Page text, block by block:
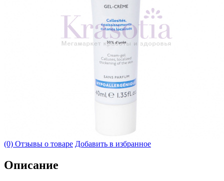
(0) Отзывы о товаре Добавить в избранное
Описание